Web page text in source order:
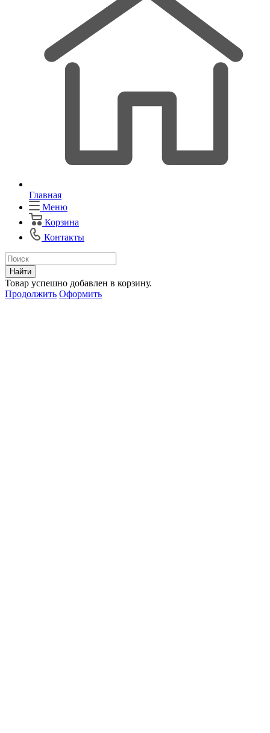
Главная
Меню
Корзина
Контакты
Найти
Товар успешно добавлен в корзину.
Продолжить Оформить